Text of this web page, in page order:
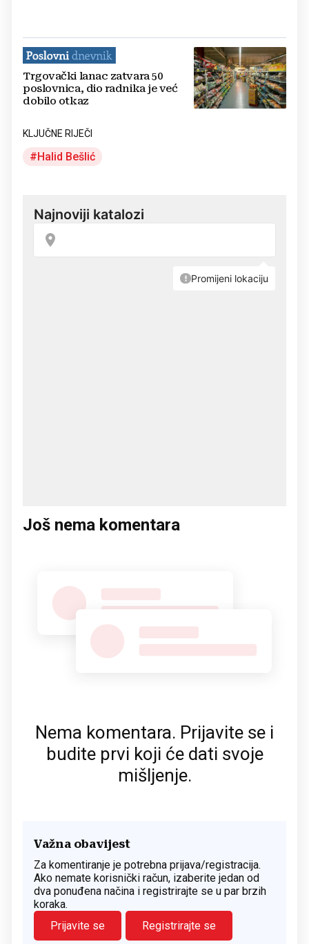
Trgovački lanac zatvara 50
poslovnica, dio radnika je već
dobilo otkaz
KLJUČNE RIJEČI
Halid Bešlić
Još nema komentara
Nema komentara. Prijavite se i
budite prvi koji će dati svoje
mišljenje.
Važna obavijest
Za komentiranje je potrebna prijava/registracija.
Ako nemate korisnički račun, izaberite jedan od
dva ponuđena načina i registrirajte se u par brzih
koraka.
Prijavite se
Registrirajte se